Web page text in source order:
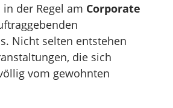
der Regel am Corporate
Nicht selten entstehen
die sich
vom gewohnten